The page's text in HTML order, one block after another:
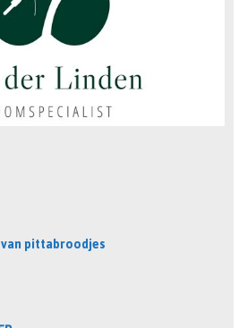
pittabroodjes